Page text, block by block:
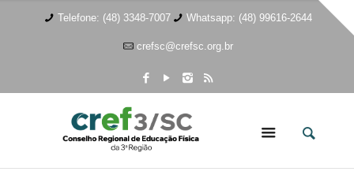
Telefone: (48) 3348-7007 Whatsapp: (48) 99616-2644
crefsc@crefsc.org.br